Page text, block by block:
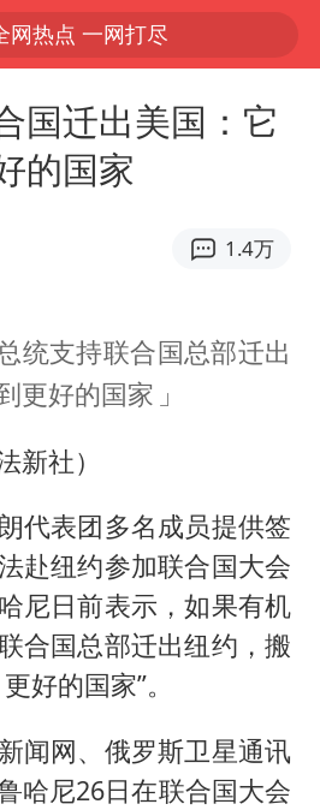
网热点 一网打尽
国迁出美国：它
的国家
1.4万
统支持联合国总部迁出
更好的国家
新社）
代表团多名成员提供签
赴纽约参加联合国大会
尼日前表示，如果有机
合国总部迁出纽约，搬
好的国家”。
闻网、俄罗斯卫星通讯
哈尼26日在联合国大会